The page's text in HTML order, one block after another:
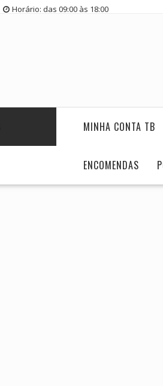
Horário: das 09:00 às 18:00
MINHA CONTA TB
ENCOMENDAS